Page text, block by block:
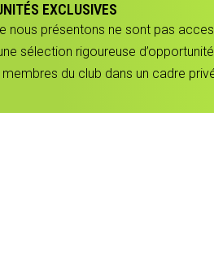
EXCLUSIVES
nous présentons ne sont pas
sélection rigoureuse
du club dans un cadre